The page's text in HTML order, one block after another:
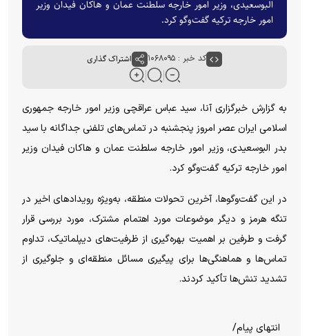
البوسعیدی، وزیر امور خارجه سلطنت عمان و هاکان فیدان وزیر
امور خارجه ترکیه گفت‌و‌گو کرد.
کد خبر : ۱۰۶۸۰۹۵ اشتراک گذاری
به گزارش خبرگزاری آنا، سید عباس عراقچی وزیر امور خارجه جمهوری
اسلامی ایران عصر امروز پنجشنبه در تماس‌های تلفنی جداگانه با سید
بدر البوسعیدی، وزیر امور خارجه سلطنت عمان و هاکان فیدان وزیر
امور خارجه ترکیه گفت‌و‌گو کرد.
در این گفت‌وگوها، آخرین تحولات منطقه، به‌ویژه رویداد‌های اخیر در
تنگه هرمز و دیگر موضوعات مورد اهتمام مشترک، مورد بررسی قرار
گرفت و طرفین بر اهمیت بهره‌گیری از ظرفیت‌های دیپلماتیک، تداوم
تماس‌ها و هماهنگی‌ها برای پیگیری مسائل منطقه‌ای و جلوگیری از
تشدید تنش‌ها تأکید کردند.
انتهای پیام/